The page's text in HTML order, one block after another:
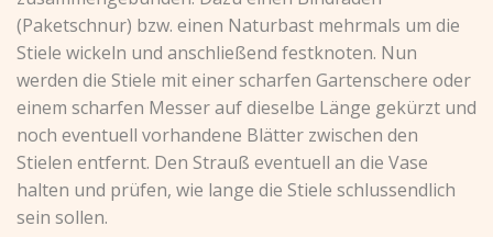
(Paketschnur) bzw. einen Naturbast mehrmals um die
Stiele wickeln und anschließend festknoten. Nun
werden die Stiele mit einer scharfen Gartenschere oder
einem scharfen Messer auf dieselbe Länge gekürzt und
noch eventuell vorhandene Blätter zwischen den
Stielen entfernt. Den Strauß eventuell an die Vase
halten und prüfen, wie lange die Stiele schlussendlich
sein sollen.